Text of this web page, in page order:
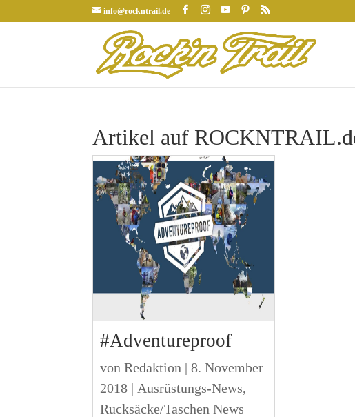
info@rockntrail.de
Artikel auf
#Adventureproof
vonRedaktion |8. November
2018 | Ausrüstungs-News,
Rucksäcke/Taschen News